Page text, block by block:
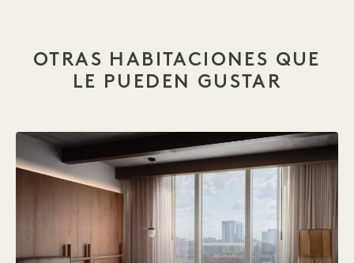
OTRAS HABITACIONES QUE
LE PUEDEN GUSTAR